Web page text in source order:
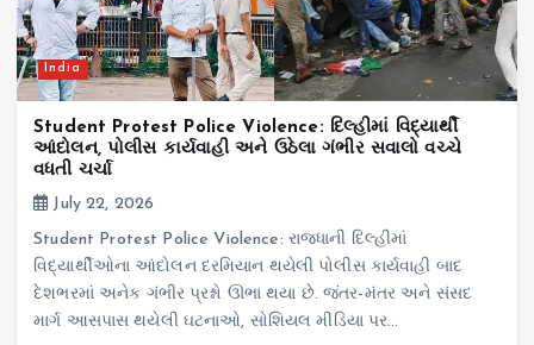
India
Student Protest Police Violence: દિલ્હીમાં વિદ્યાર્થી
આંદોલન, પોલીસ કાર્યવાહી અને ઉઠેલા ગંભીર સવાલો વચ્ચે
વધતી ચર્ચા
July 22, 2026
Student Protest Police Violence: રાજધાની દિલ્હીમાં
વિદ્યાર્થીઓના આંદોલન દરમિયાન થયેલી પોલીસ કાર્યવાહી બાદ
દેશભરમાં અનેક ગંભીર પ્રશ્નો ઊભા થયા છે. જંતર-મંતર અને સંસદ
માર્ગ આસપાસ થયેલી ઘટનાઓ, સોશિયલ મીડિયા પર…